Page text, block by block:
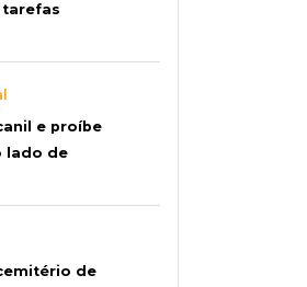
tarefas
e proíbe
lado de
de